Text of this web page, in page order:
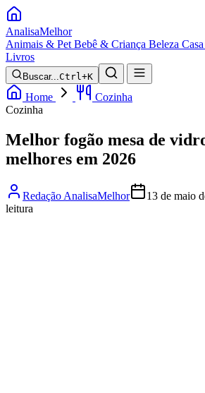
AnalisaMelhor
Animais & Pet Bebê & Criança Beleza
Livros
Buscar...Ctrl+K
Home
Cozinha
Cozinha
Melhor fogão mesa de
melhores em 2026
Redação AnalisaMelhor 13 de maio
leitura